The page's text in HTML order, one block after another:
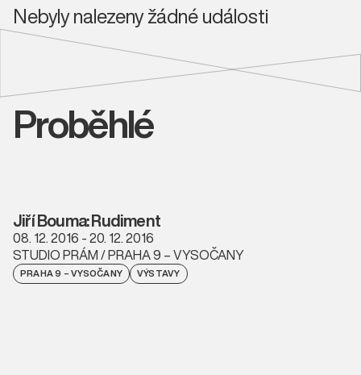
Nebyly nalezeny žádné události
Proběhlé
Jiří Bouma: Rudiment
08. 12. 2016 - 20. 12. 2016
STUDIO PRÁM / PRAHA 9 – VYSOČANY
PRAHA 9 – VYSOČANY VÝSTAVY